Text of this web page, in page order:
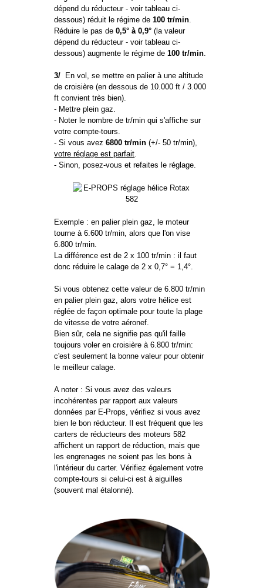
dépend du réducteur - voir tableau ci-
dessous) réduit le régime de100 tr/min.
Réduire le pas de0,5° à 0,9° (la valeur
dépend du réducteur - voir tableau ci-
dessous) augmente le régime de100 tr/min.
3/ En vol, se mettre en palier à une altitude
de croisière (en dessous de 10.000 ft / 3.000
ft convient très bien).
- Mettre plein gaz.
- Noter le nombre de tr/min qui s'affiche sur
votre compte-tours.
- Si vous avez6800 tr/min (+/- 50 tr/min),
votre réglage est parfait.
- Sinon, posez-vous et refaites le réglage.
Exemple : en palier plein gaz, le moteur
tourne à 6.600 tr/min, alors que l'on vise
6.800 tr/min.
La différence est de 2 x 100 tr/min : il faut
donc réduire le calage de 2 x 0,7° = 1,4°.
Si vous obtenez cette valeur de 6.800 tr/min
en palier plein gaz, alors votre hélice est
réglée de façon optimale pour toute la plage
de vitesse de votre aéronef.
Bien sûr, cela ne signifie pas qu'il faille
toujours voler en croisière à 6.800 tr/min:
c'est seulement la bonne valeur pour obtenir
le meilleur calage.
A noter : Si vous avez des valeurs
incohérentes par rapport aux valeurs
données par E-Props, vérifiez si vous avez
bien le bon réducteur. Il est fréquent que les
carters de réducteurs des moteurs 582
affichent un rapport de réduction, mais que
les engrenages ne soient pas les bons à
l'intérieur du carter. Vérifiez également votre
compte-tours si celui-ci est à aiguilles
(souvent mal étalonné).